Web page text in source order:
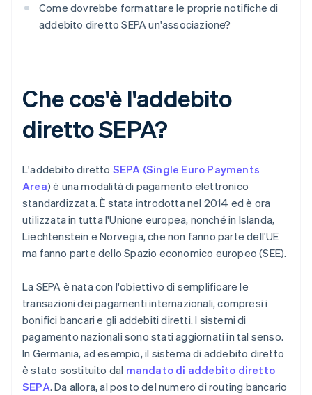
Come dovrebbe formattare le proprie notifiche di
addebito diretto SEPA un'associazione?
Che cos'è l'addebito
diretto SEPA?
L'addebito diretto SEPA (Single Euro Payments
Area) è una modalità di pagamento elettronico
standardizzata. È stata introdotta nel 2014 ed è ora
utilizzata in tutta l'Unione europea, nonché in Islanda,
Liechtenstein e Norvegia, che non fanno parte dell'UE
ma fanno parte dello Spazio economico europeo (SEE).
La SEPA è nata con l'obiettivo di semplificare le
transazioni dei pagamenti internazionali, compresi i
bonifici bancari e gli addebiti diretti. I sistemi di
pagamento nazionali sono stati aggiornati in tal senso.
In Germania, ad esempio, il sistema di addebito diretto
è stato sostituito dal mandato di addebito diretto
SEPA. Da allora, al posto del numero di routing bancario